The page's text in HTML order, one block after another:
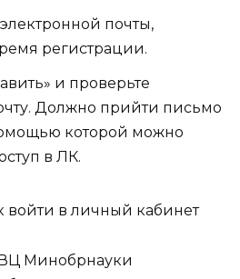
почты,
регистрации.
и проверьте
Должно прийти письмо
которой можно
в ЛК.
войти в личный кабинет
Минобрнауки